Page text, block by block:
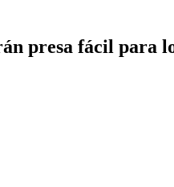
presa fácil para